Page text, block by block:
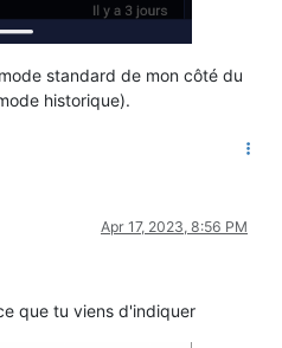
standard de mon côté du
historique).
Apr 17, 2023, 8:56 PM
que tu viens d'indiquer